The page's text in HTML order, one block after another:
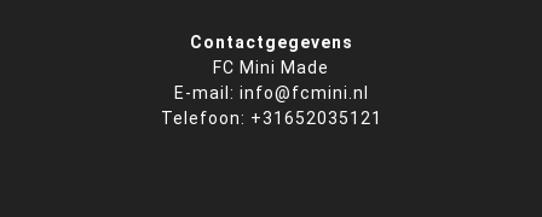
Contactgegevens
FC Mini Made
E-mail: info@fcmini.nl
Telefoon: +31652035121